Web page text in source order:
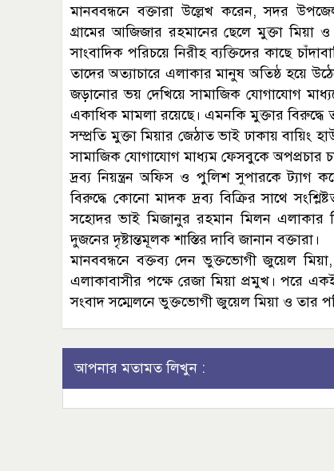
মানববন্ধনে বক্তারা উল্লেখ করেন, সদর
গ্রামের আজিজার রহমানের ছেলে মুক্তা
সাংবাদিক পরিচয়ে নিরীহ ব্যক্তিদের কাছে
তাদের অত্যাচারে এলাকার মানুষ অতিষ্ঠ হয়ে
জড়ানোর ভয় দেখিয়ে সামাজিক যোগাযোগ
একাধিক মামলা রয়েছে। এমনকি মুক্তার বিরুদ্ধে
সম্প্রতি মুক্তা মিয়ার জেঠাত ভাই ঢাকায় বায়িং
সামাজিক যোগাযোগ মাধ্যম ফেসবুকে অপপ্রচার
দ্রব্য নিয়ন্ত্রন অফিস ও পুলিশ সুপারকে ট্যাগ
বিরুদ্ধে কোনো মাদক দ্রব্য বিক্রির সাথে
সহোদর ভাই মিজানুর রহমান মিলন এলাকার
দুজনের দৃষ্টান্তমূলক শাস্তির দাবি জানান বক্তারা।
মানববন্ধনে বক্তব্য দেন ভুক্তভোগী জুয়েল
এলাকাবাসীর পক্ষে রেজা মিয়া প্রমুখ। পরে একই
সংবাদ সম্মেলনে ভুক্তভোগী জুয়েল মিয়া ও তার
আপনার মতামত লিখুন :